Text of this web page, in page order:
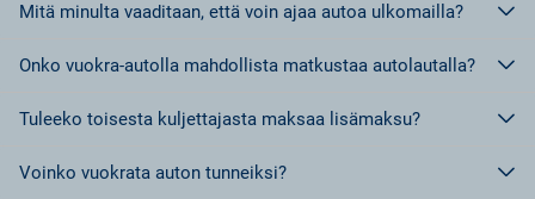
Mitä minulta vaaditaan, että voin ajaa autoa ulkomailla?
Euroopan unionin jäsenmaissa riittää ajokortti.
kuulu Geneven tai Wienin yleissopimuksen piiriin tulee olla
Kansainvälisiä ajokortteja voi Suomessa hankkia kahta erilaista
Onko vuokra-autolla mahdollista matkustaa autolautalla?
Ei,ei ole sallittua matkustaa autolautalla vuokra-autolla.
Tuleeko toisesta kuljettajasta maksaa lisämaksu?
Kyllä.Jokaisesta lisäkuljettajasta tulee maksaa lisämaksu.
Voinko vuokrata auton tunneiksi?